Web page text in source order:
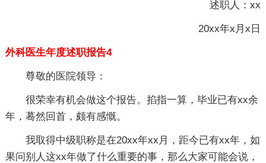
述职人：xx
20xx年x月x日
外科医生年度述职报告4
尊敬的医院领导：
很荣幸有机会做这个报告。掐指一算，毕业已有xx余
年，蓦然回首，颇有感慨。
我取得中级职称是在20xx年xx月，距今已有xx年，如
果问别人这xx年做了什么重要的事，那么大家可能会说，